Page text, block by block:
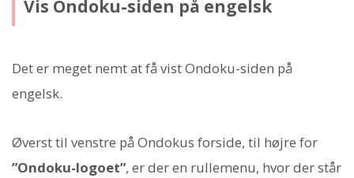
Vis Ondoku-siden på engelsk
Det er meget nemt at få vist Ondoku-siden på
engelsk.
Øverst til venstre på Ondokus forside, til højre for
”Ondoku-logoet”, er der en rullemenu, hvor der står